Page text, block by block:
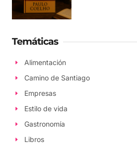
Temáticas
Alimentación
Camino de Santiago
Empresas
Estilo de vida
Gastronomía
Libros